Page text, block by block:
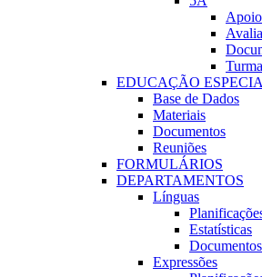
Turma
EDUCAÇÃO
Base de Dados
Materiais
Documentos
Reuniões
FORMULÁRIOS
DEPARTAMENTOS
Línguas
Estatísticas
Documentos
Expressões